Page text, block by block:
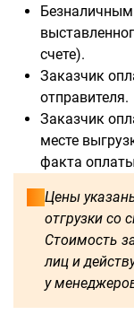
счете).
Заказчик
отправителя.
Заказчик
месте
факта
Цены
отгрузки со
Стоимость
лиц и
у